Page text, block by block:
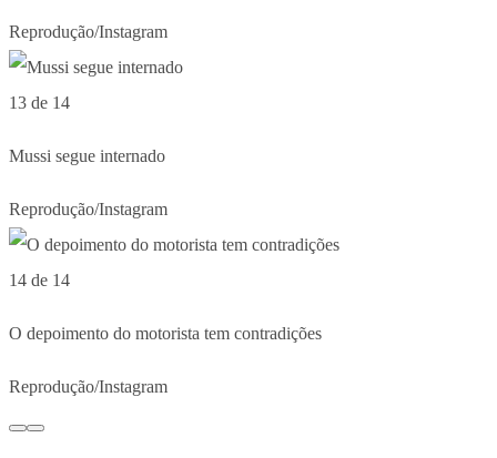
Reprodução/Instagram
13 de 14
Mussi segue internado
Reprodução/Instagram
14 de 14
O depoimento do motorista tem contradições
Reprodução/Instagram